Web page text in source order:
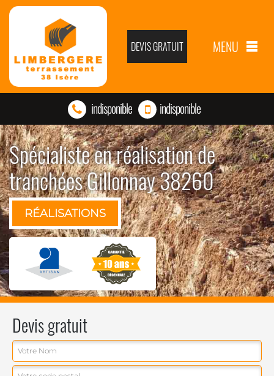
DEVIS GRATUIT MENU
indisponible indisponible
Spécialiste en réalisation de
tranchées Gillonnay 38260
RÉALISATIONS
Devis gratuit